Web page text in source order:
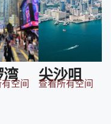
湾空间 尖沙咀
查看所有空间